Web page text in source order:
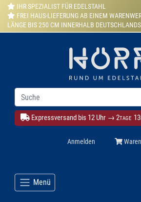
IHR SPEZIALIST FÜR EDELSTAHL
FREI HAUS-LIEFERUNG AB EINEM
LÄNGE BIS 250 CM INNERHALB DEUTSCHLANDS
Expressversand bis 12 Uhr → 2TAGE 13
Anmelden
Menü